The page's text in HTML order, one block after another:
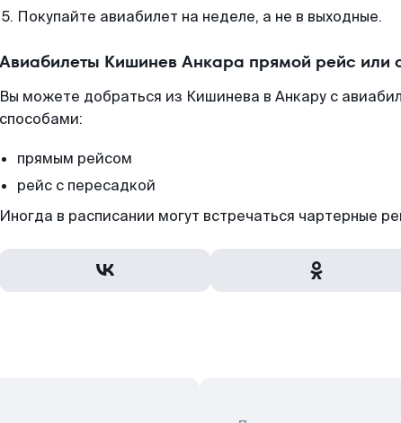
Покупайте авиабилет на неделе, а не в выходные.
Авиабилеты Кишинев Анкара прямой рейс или
Вы можете добраться из Кишинева в Анкару с
способами:
прямым рейсом
рейс с пересадкой
Иногда в расписании могут встречаться чартерные